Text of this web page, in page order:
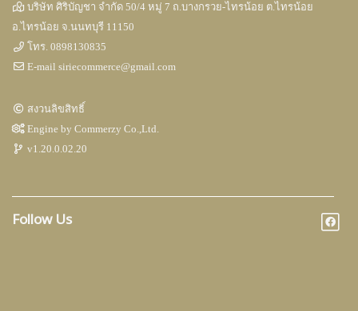
บริษัท ศิริบัญชา จำกัด 50/4 หมู่ 7 ถ.บางกรวย-ไทรน้อย ต.ไทรน้อย
อ.ไทรน้อย จ.นนทบุรี 11150
โทร.0898130835
E-mailsiriecommerce@gmail.com
สงวนลิขสิทธิ์
Engine byCommerzy Co.,Ltd.
v1.20.0.02.20
Follow Us